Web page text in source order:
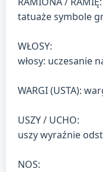
tatuaże symbole
WŁOSY:
włosy: uczesanie
WARGI (USTA):
USZY / UCHO:
uszy wyraźnie
NOS: